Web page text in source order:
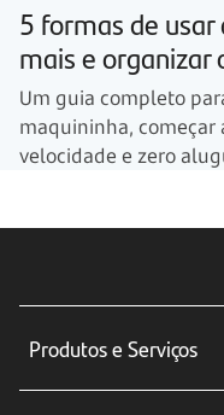
5 formas de
mais e organizar
Um guia completo
maquininha, começar
velocidade e zero
Produtos e Serviços